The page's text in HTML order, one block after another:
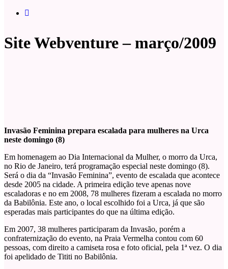
Site Webventure – março/2009
Invasão Feminina prepara escalada para mulheres na Urca
neste domingo (8)
Em homenagem ao Dia Internacional da Mulher, o morro da Urca,
no Rio de Janeiro, terá programação especial neste domingo (8).
Será o dia da “Invasão Feminina”, evento de escalada que acontece
desde 2005 na cidade. A primeira edição teve apenas nove
escaladoras e no em 2008, 78 mulheres fizeram a escalada no morro
da Babilônia. Este ano, o local escolhido foi a Urca, já que são
esperadas mais participantes do que na última edição.
Em 2007, 38 mulheres participaram da Invasão, porém a
confraternização do evento, na Praia Vermelha contou com 60
pessoas, com direito a camiseta rosa e foto oficial, pela 1ª vez. O dia
foi apelidado de Tititi no Babilônia.